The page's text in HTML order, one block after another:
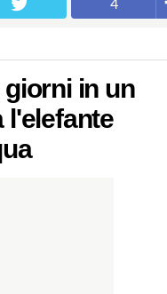
in un
l'elefante